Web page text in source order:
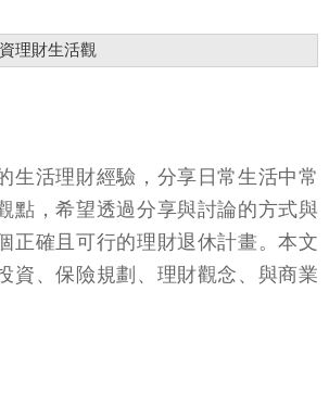
理財生活觀
生活理財經驗，分享日常生活中常
點，希望透過分享與討論的方式與
正確且可行的理財退休計畫。本文
資、保險規劃、理財觀念、與商業